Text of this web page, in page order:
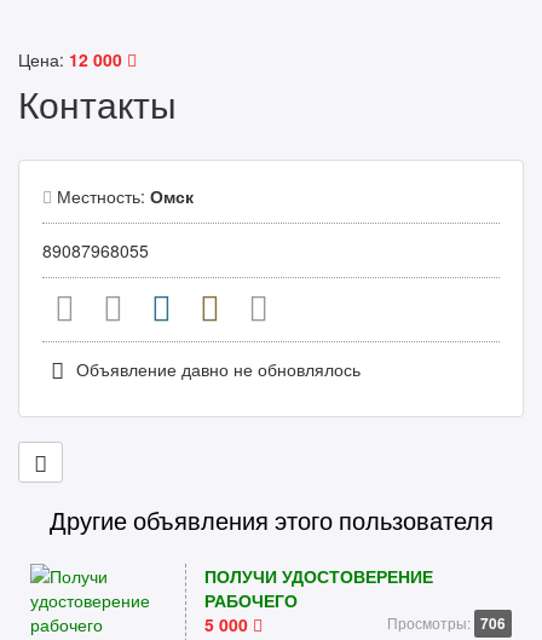
Цена: 12 000
Контакты
Местность: Омск
89087968055
Объявление давно не обновлялось
Другие объявления этого пользователя
ПОЛУЧИ УДОСТОВЕРЕНИЕ
РАБОЧЕГО
5 000
Просмотры: 706